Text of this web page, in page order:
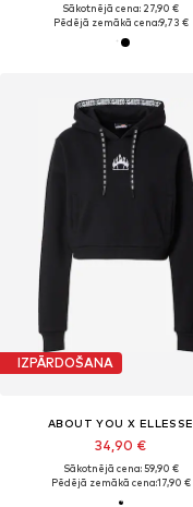
Sākotnējā cena: 27,90 €
Pēdējā zemākā cena:9,73 €
IZPĀRDOŠANA
ABOUT YOU X ELLESSE
34,90 €
Sākotnējā cena: 59,90 €
Pēdējā zemākā cena:17,90 €